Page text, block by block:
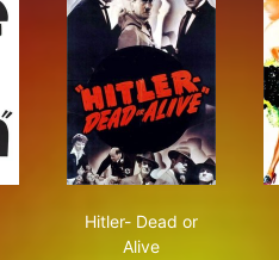
Hitler- Dead or
Alive